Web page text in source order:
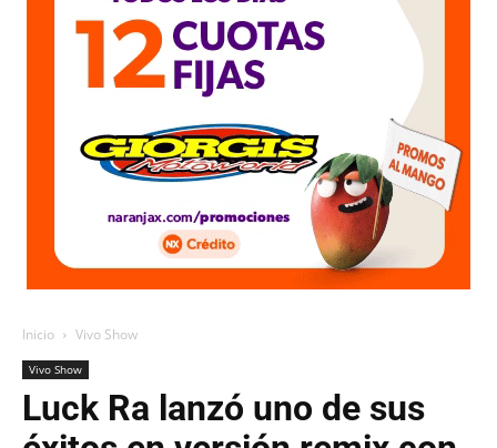
Inicio Vivo Show
Vivo Show
Luck Ra lanzó uno de sus